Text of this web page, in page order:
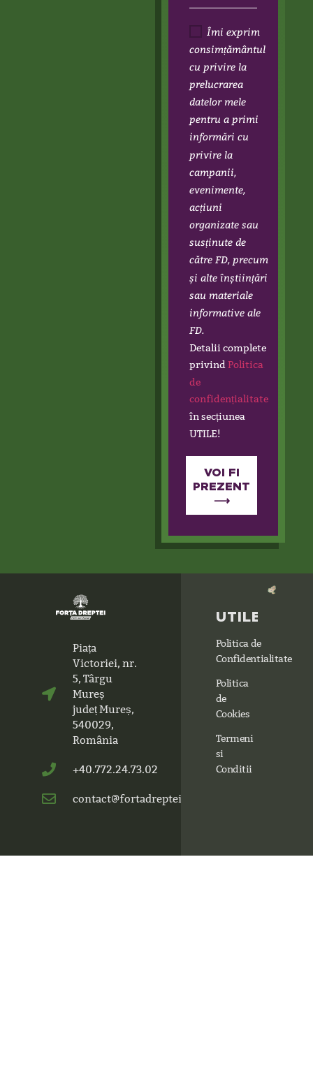
Îmi exprim
consimțământul
cu privire la
prelucrarea
datelor mele
pentru a primi
informări cu
privire la
campanii,
evenimente,
acțiuni
organizate sau
susținute de
către FD, precum
și alte înștiințări
sau materiale
informative ale
FD.
Detalii complete
privindPolitica
de
confidențialitate
în secțiunea
UTILE!
VOI FI
PREZENT
⟶
Piața
Victoriei, nr.
5, Târgu
Mureș
județ Mureș,
540029,
România
+40.772.24.73.02
contact@fortadrepteimures.ro
UTILE
Politica de
Confidentialitate
Politica
de
Cookies
Termeni
si
Conditii